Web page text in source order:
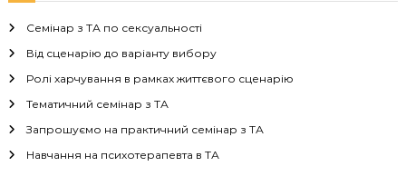
і
г
а
ц
Семінар з ТА по сексуальності
Від сценарію до варіанту вибору
Ролі харчування в рамках життєвого сценарію
Тематичний семінар з ТА
Запрошуємо на практичний семінар з ТА
Навчання на психотерапевта в ТА